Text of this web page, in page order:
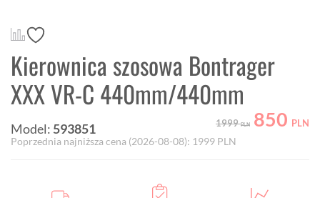
Kierownica szosowa Bontrager
XXX VR-C 440mm/440mm
Model: 593851 1999PLN 850 PLN
Poprzednia najniższa cena (2026-08-08): 1999 PLN